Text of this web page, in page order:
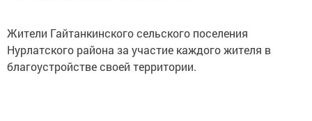
Жители Гайтанкинского сельского поселения
Нурлатского района за участие каждого жителя в
благоустройстве своей территории.